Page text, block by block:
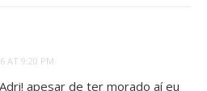
AT 9:20 PM
apesar de ter morado aí eu